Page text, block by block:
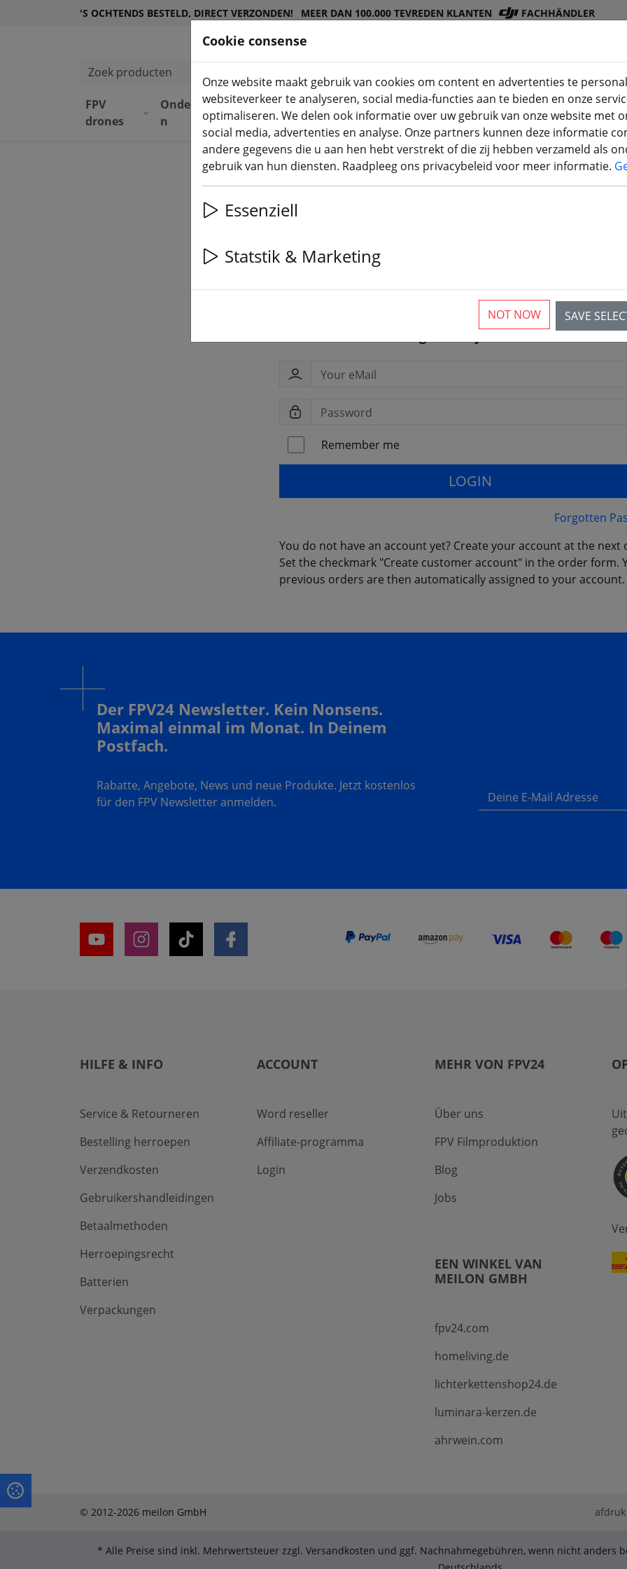
'S OCHTENDS BESTELD, DIRECT VERZONDEN! MEER DAN 100.000 TEVREDEN KLANTEN FACHHÄNDLER
Zoek producten
FPV
drones
Onderdele
n
Uitrusti
ng
DJI-
winkel
Batterije
n
Schro
ef
Accessoir
es
3D
printen
Your eMail
Password
Remember me
LOGIN
Forgotten
You do not have an account yet? Create your account at the next
Set the checkmark "Create customer account" in the order form.
previous orders are then automatically assigned to your account.
Der FPV24 Newsletter. Kein Nonsens.
Maximal einmal im Monat. In Deinem
Postfach.
Rabatte, Angebote, News und neue Produkte. Jetzt kostenlos
für den FPV Newsletter anmelden.
Deine E-Mail Adresse
HILFE & INFO
Service & Retourneren
Bestelling herroepen
Verzendkosten
Gebruikershandleidingen
Betaalmethoden
Herroepingsrecht
Batterien
Verpackungen
ACCOUNT
Word reseller
Affiliate-programma
Login
MEHR VON FPV24
Über uns
FPV Filmproduktion
Blog
Jobs
EEN WINKEL VAN
MEILON GMBH
fpv24.com
homeliving.de
lichterkettenshop24.de
luminara-kerzen.de
ahrwein.com
© 2012-2026 meilon GmbH afdruk
* Alle Preise sind inkl. Mehrwertsteuer zzgl. Versandkosten und ggf. Nachnahmegebühren, wenn nicht
Cookie consense
Onze website maakt gebruik van cookies om content en advertenties te
websiteverkeer te analyseren, social media-functies aan te bieden en onze
optimaliseren. We delen ook informatie over uw gebruik van onze website met
social media, advertenties en analyse. Onze partners kunnen deze informatie
andere gegevens die u aan hen hebt verstrekt of die zij hebben verzameld als
gebruik van hun diensten. Raadpleeg ons privacybeleid voor meer informatie.
Essenziell
Statstik & Marketing
SAVE
NOT NOW